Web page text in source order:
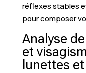
réflexes stables
pour composer
Analyse
et
lunettes